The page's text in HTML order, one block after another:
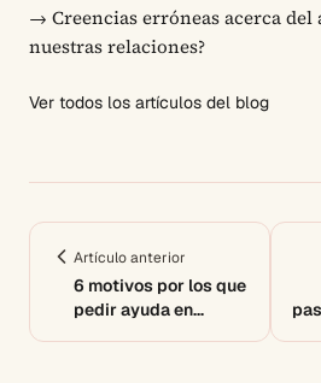
→ Creencias erróneas acerca del
nuestras relaciones?
Ver todos los artículos del blog
Artículo anterior
6 motivos por los que
pedir ayuda en